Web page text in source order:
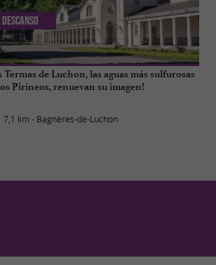
Termas de Luchon, las aguas más sulfurosas
Pirineos, renuevan su imagen!
7,1 km - Bagnères-de-Luchon
Descanso